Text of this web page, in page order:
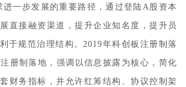
一步发展的重要路径，通过登陆A股资本
直接融资渠道，提升企业知名度，提升员
于规范治理结构。2019年科创板注册制落
册制落地，强调以信息披露为核心，简化
财务指标，并允许红筹结构、协议控制架